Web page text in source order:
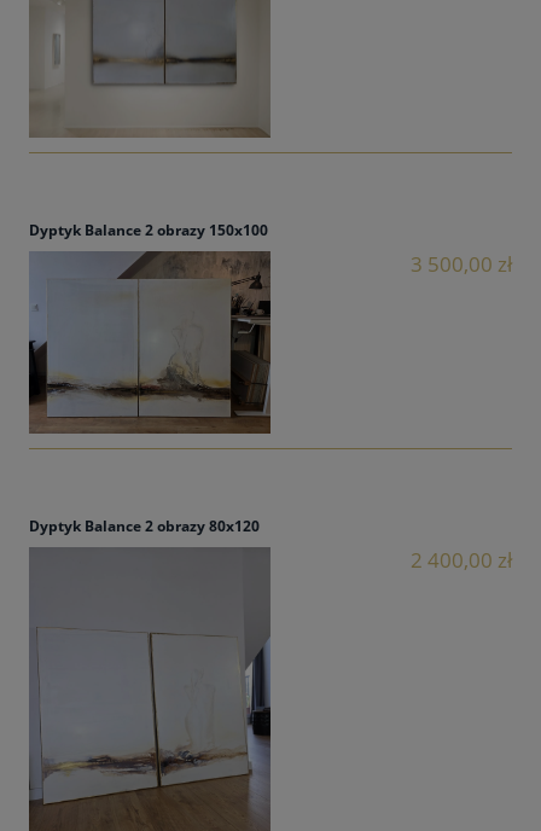
Dyptyk Balance 2 obrazy 150x100
3 500,00 zł
Dyptyk Balance 2 obrazy 80x120
2 400,00 zł